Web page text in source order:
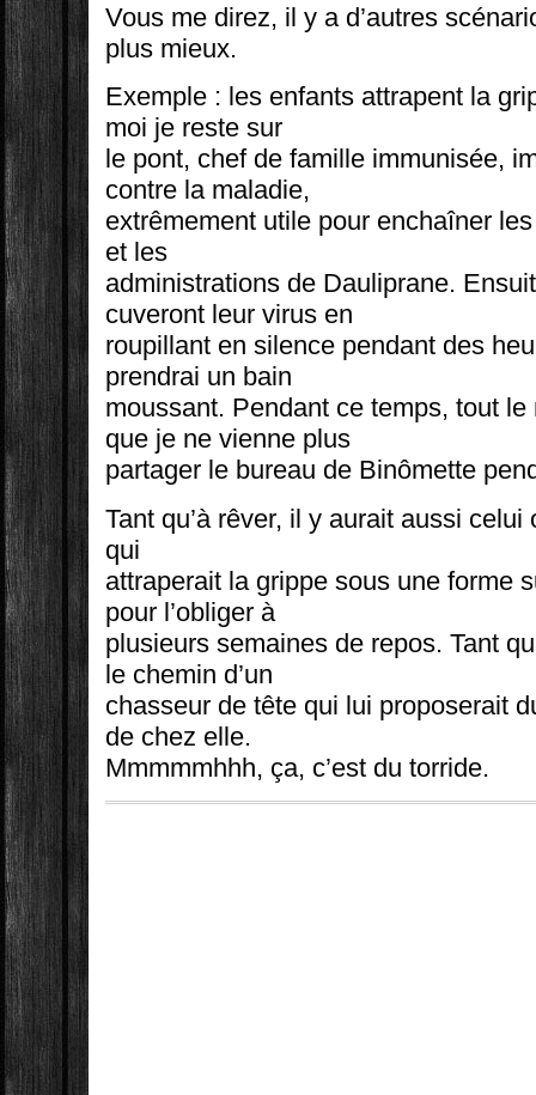
Vous me direz, il y a d’autres
plus mieux.
Exemple : les enfants attrapent la
moi je reste sur
le pont, chef de famille immunisée,
contre la maladie,
extrêmement utile pour enchaîner
et les
administrations de Dauliprane.
cuveront leur virus en
roupillant en silence pendant des
prendrai un bain
moussant. Pendant ce temps, tout
que je ne vienne plus
partager le bureau de Binômette
Tant qu’à rêver, il y aurait aussi
qui
attraperait la grippe sous une forme
pour l’obliger à
plusieurs semaines de repos. Tant
le chemin d’un
chasseur de tête qui lui proposerait
de chez elle.
Mmmmmhhh, ça, c’est du torride.